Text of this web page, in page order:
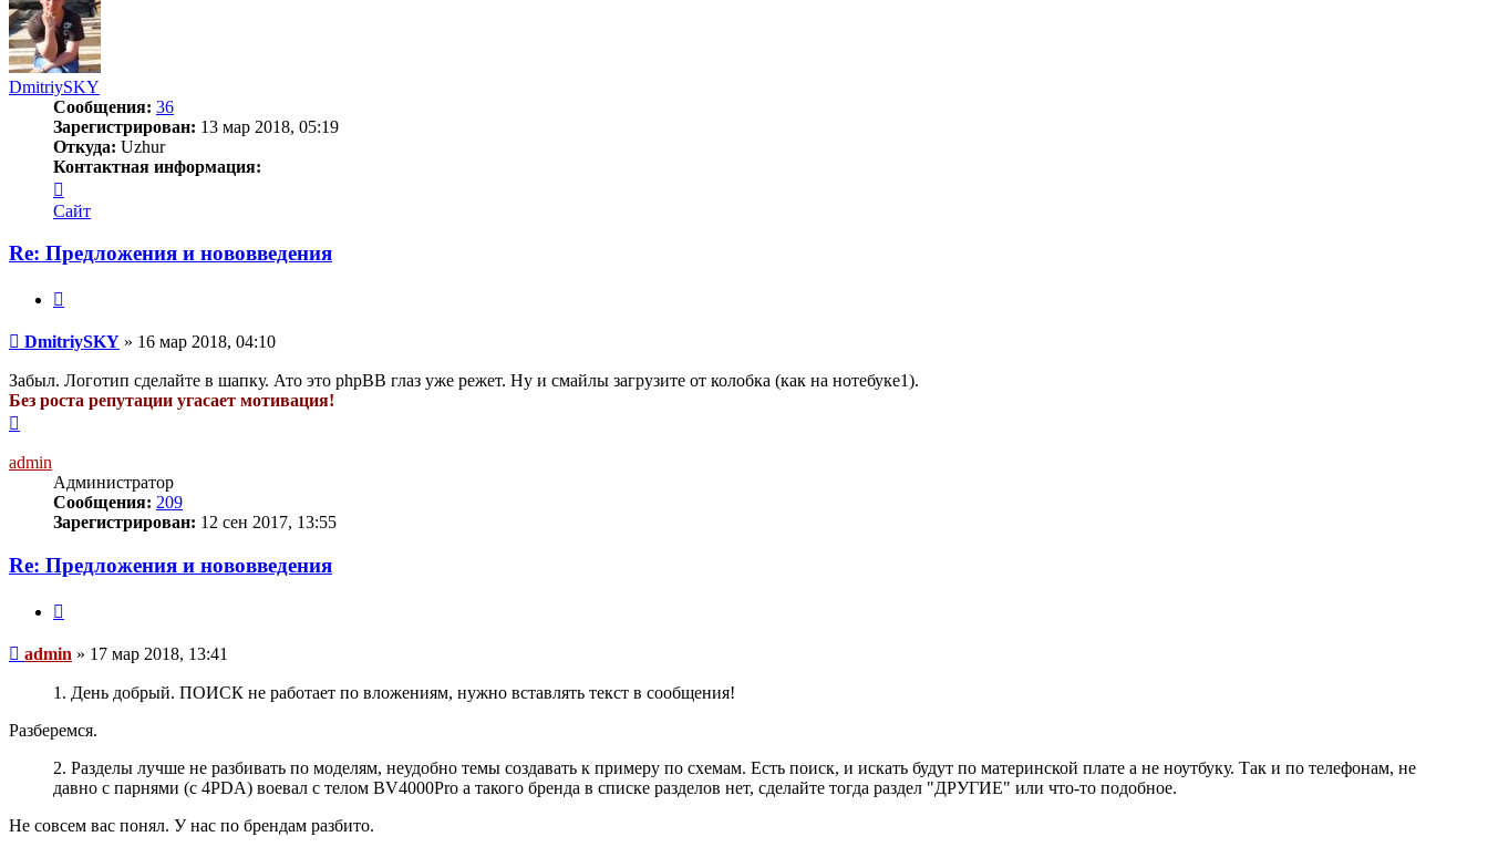
DmitriySKY
Сообщения: 36
Зарегистрирован: 13 мар 2018, 05:19
Откуда: Uzhur
Контактная информация:
информация
пользователя
Сайт
Re: Предложения и нововведения
Сообщение
DmitriySKY » 16 мар 2018, 04:10
Забыл. Логотип сделайте в шапку. Ато это phpBB глаз уже режет. Ну и смайлы загрузите от колобка (как на нотебуке1).
Без роста репутации угасает мотивация!
началу
admin
Администратор
Сообщения: 209
Зарегистрирован: 12 сен 2017, 13:55
Re: Предложения и нововведения
Сообщение
admin » 17 мар 2018, 13:41
1. День добрый. ПОИСК не работает по вложениям, нужно вставлять текст в сообщения!
Разберемся.
2. Разделы лучше не разбивать по моделям, неудобно темы создавать к примеру по схемам. Есть поиск, и искать будут по материнской плате а не ноутбуку. Так и по телефонам, не
давно с парнями (с 4PDA) воевал с телом BV4000Pro а такого бренда в списке разделов нет, сделайте тогда раздел "ДРУГИЕ" или что-то подобное.
Не совсем вас понял. У нас по брендам разбито.